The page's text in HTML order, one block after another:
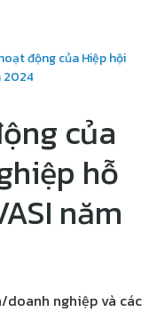
động của Hiệp hội
2024
của
hỗ
năm
nghiệp và các